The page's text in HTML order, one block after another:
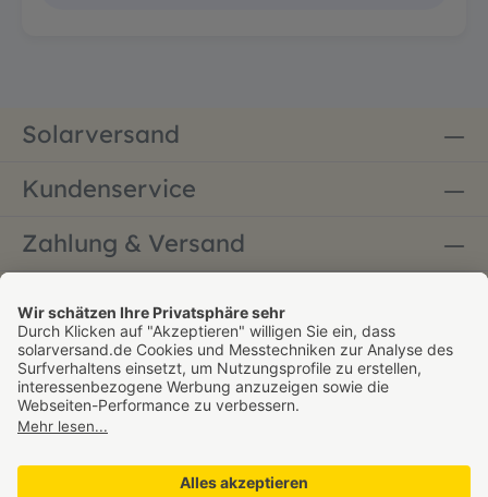
Solarversand
Kundenservice
Zahlung & Versand
Bestellung widerrufen
* Alle Preise inkl. gesetzl. Mehrwertsteuer zzgl.
Deutschlands. Gültig nur für den Paketversand,